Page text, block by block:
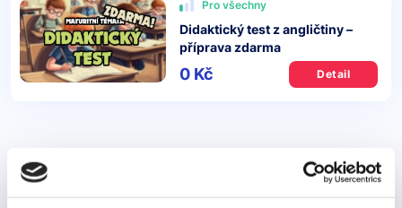
Pro všechny
Didaktický test z angličtiny –
příprava zdarma
0 Kč Detail
Další výrazy nebo fráze v této kategorii našeho
slovníku